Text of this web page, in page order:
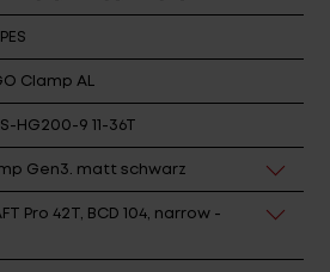
Clamp AL
HG200-9 11-36T
Gen3. matt schwarz
Pro 42T, BCD 104, narrow -